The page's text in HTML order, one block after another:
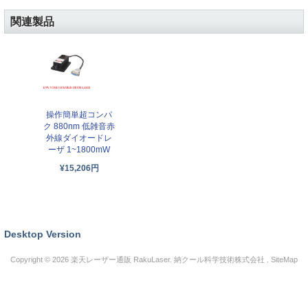
関連製品
操作簡単超コンパ
ク 880nm 低雑音赤
外線ダイオードレ
ーザ 1~1800mW
¥15,206円
Desktop Version
Copyright © 2026 楽天レーザー通販 RakuLaser. 納クール科学技術株式会社 . SiteMap